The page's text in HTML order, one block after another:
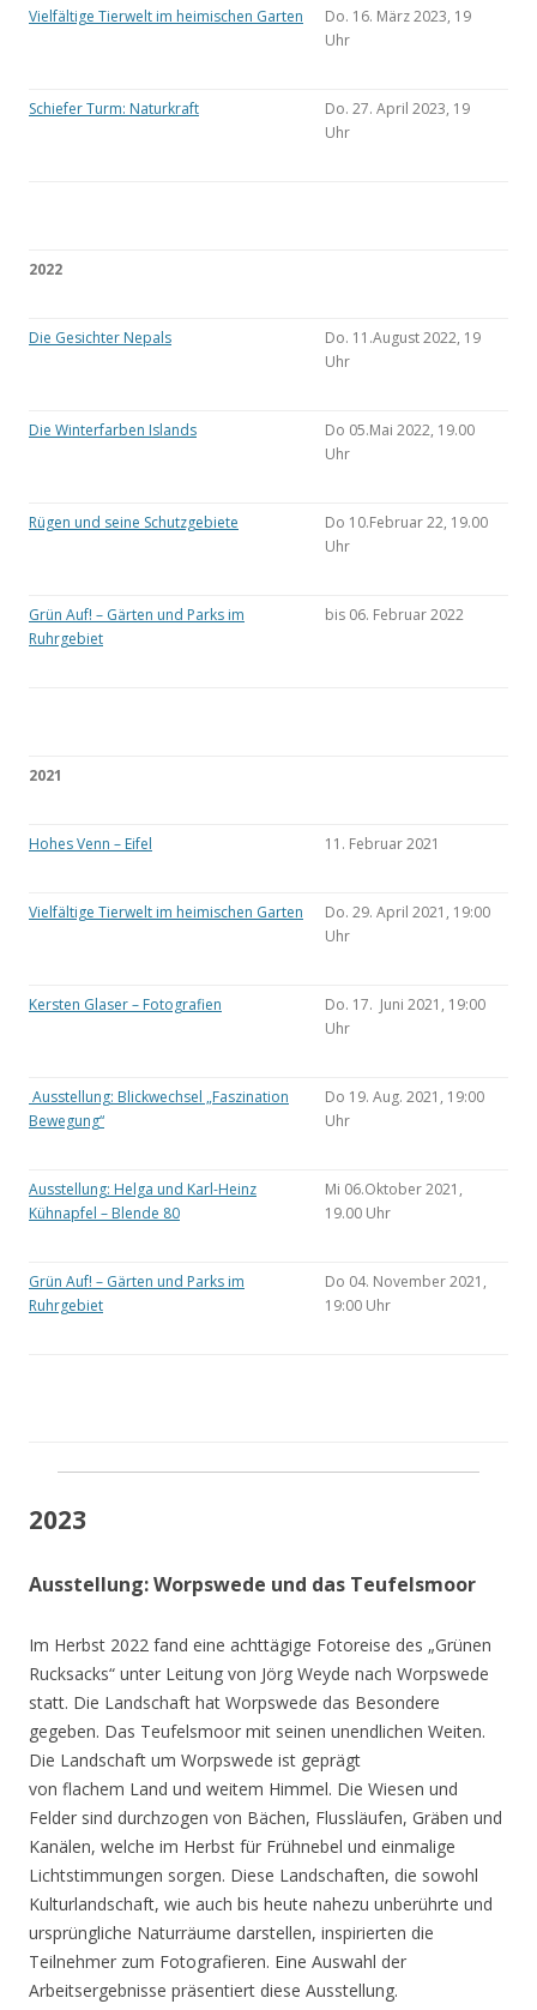
Vielfältige Tierwelt im heimischen Garten
Do. 16. März 2023, 19
Uhr
Schiefer Turm: Naturkraft
Do. 27. April 2023, 19
Uhr
2022
Die Gesichter Nepals
Do. 11.August 2022, 19
Uhr
Die Winterfarben Islands
Do 05.Mai 2022, 19.00
Uhr
Rügen und seine Schutzgebiete
Do 10.Februar 22, 19.00
Uhr
Grün Auf! – Gärten und Parks im
Ruhrgebiet
bis 06. Februar 2022
2021
Hohes Venn – Eifel 11. Februar 2021
Vielfältige Tierwelt im heimischen Garten
Do. 29. April 2021, 19:00
Uhr
Kersten Glaser – Fotografien
Do. 17. Juni 2021, 19:00
Uhr
Ausstellung: Blickwechsel „Faszination
Bewegung“
Do 19. Aug. 2021, 19:00
Uhr
Ausstellung: Helga und Karl-Heinz
Kühnapfel – Blende 80
Mi 06.Oktober 2021,
19.00 Uhr
Grün Auf! – Gärten und Parks im
Ruhrgebiet
Do 04. November 2021,
19:00 Uhr
2023
Ausstellung: Worpswede und das Teufelsmoor
Im Herbst 2022 fand eine achttägige Fotoreise des „Grünen
Rucksacks“ unter Leitung von Jörg Weyde nach Worpswede
statt. Die Landschaft hat Worpswede das Besondere
gegeben. Das Teufelsmoor mit seinen unendlichen Weiten.
Die Landschaft um Worpswede ist geprägt
von flachem Land und weitem Himmel. Die Wiesen und
Felder sind durchzogen von Bächen, Flussläufen, Gräben und
Kanälen, welche im Herbst für Frühnebel und einmalige
Lichtstimmungen sorgen. Diese Landschaften, die sowohl
Kulturlandschaft, wie auch bis heute nahezu unberührte und
ursprüngliche Naturräume darstellen, inspirierten die
Teilnehmer zum Fotografieren. Eine Auswahl der
Arbeitsergebnisse präsentiert diese Ausstellung.